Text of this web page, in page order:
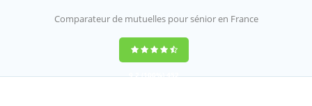
Comparateur de mutuelles pour sénior en France
9,2(100%)452